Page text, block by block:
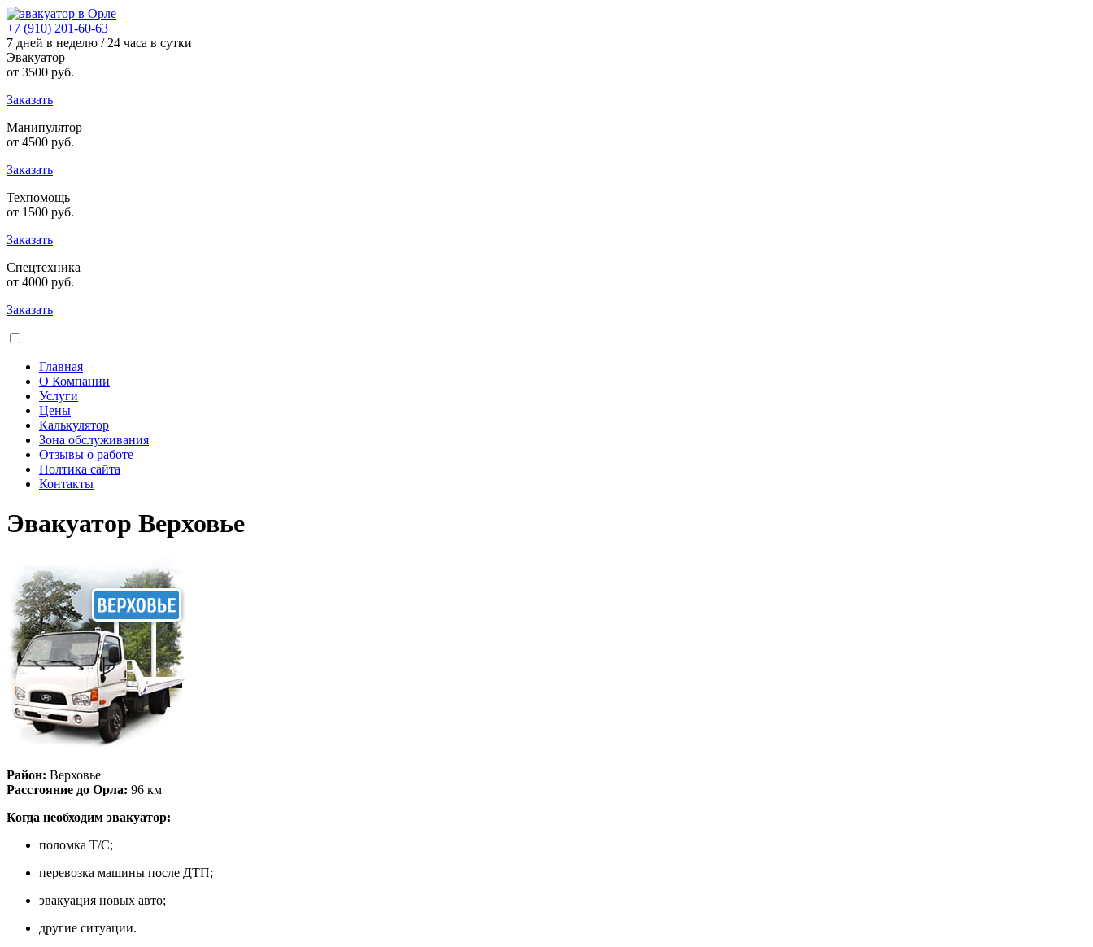
+7 (910) 201-60-63
7 дней в неделю / 24 часа в сутки
Эвакуатор
от 3500 руб.
Заказать
Манипулятор
от 4500 руб.
Заказать
Техпомощь
от 1500 руб.
Заказать
Спецтехника
от 4000 руб.
Заказать
Главная
О Компании
Услуги
Цены
Калькулятор
Зона обслуживания
Отзывы о работе
Полтика сайта
Контакты
Эвакуатор Верховье
Район: Верховье
Расстояние до Орла: 96 км
Когда необходим эвакуатор:
поломка Т/С;
перевозка машины после ДТП;
эвакуация новых авто;
другие ситуации.